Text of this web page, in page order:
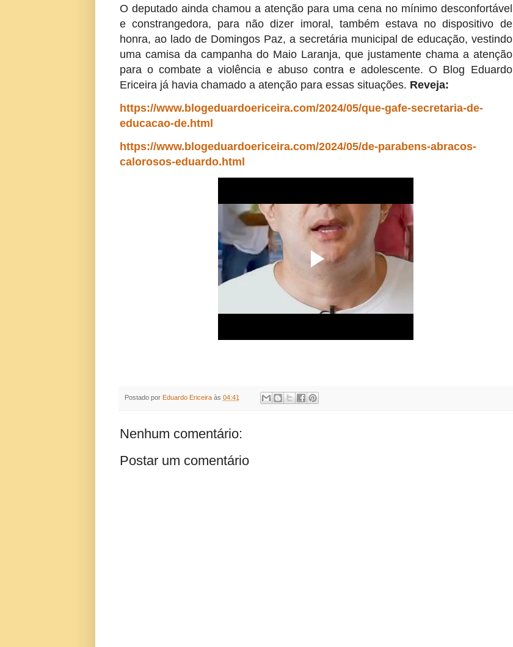
O deputado ainda chamou a atenção para uma cena no mínimo desconfortável
e constrangedora, para não dizer imoral, também estava no dispositivo de
honra, ao lado de Domingos Paz, a secretária municipal de educação, vestindo
uma camisa da campanha do Maio Laranja, que justamente chama a atenção
para o combate a violência e abuso contra e adolescente. O Blog Eduardo
Ericeira já havia chamado a atenção para essas situações. Reveja:
https://www.blogeduardoericeira.com/2024/05/que-gafe-secretaria-de-
educacao-de.html
https://www.blogeduardoericeira.com/2024/05/de-parabens-abracos-
calorosos-eduardo.html
Postado por Eduardo Ericeira às 04:41
Nenhum comentário:
Postar um comentário